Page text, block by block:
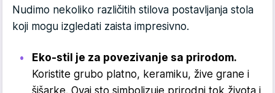
Nudimo nekoliko različitih stilova postavljanja stola
koji mogu izgledati zaista impresivno.
Eko-stil je za povezivanje sa prirodom.
Koristite grubo platno, keramiku, žive grane i
šišarke. Ovaj sto simbolizuje prirodni tok života i